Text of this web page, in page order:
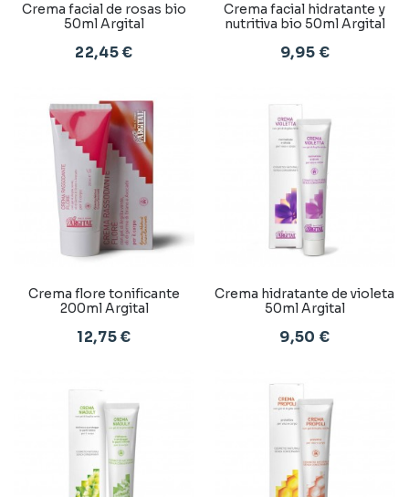
Crema facial de rosas bio
50ml Argital
22,45 €
Crema facial hidratante y
nutritiva bio 50ml Argital
9,95 €
Crema flore tonificante
200ml Argital
12,75 €
Crema hidratante de violeta
50ml Argital
9,50 €